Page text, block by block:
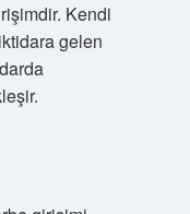
Kendi
gelen